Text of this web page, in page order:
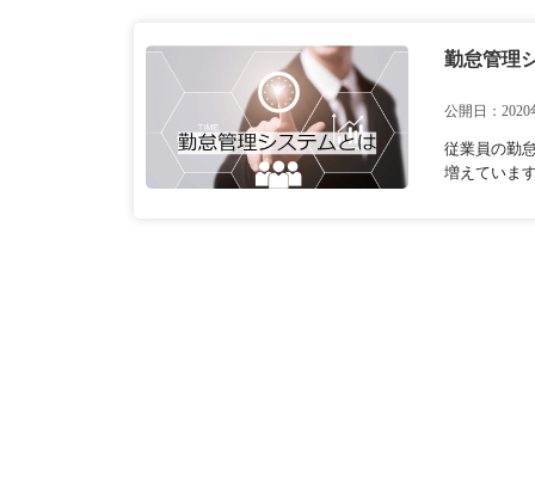
勤怠管理
公開日：2020
従業員の勤
増えていま